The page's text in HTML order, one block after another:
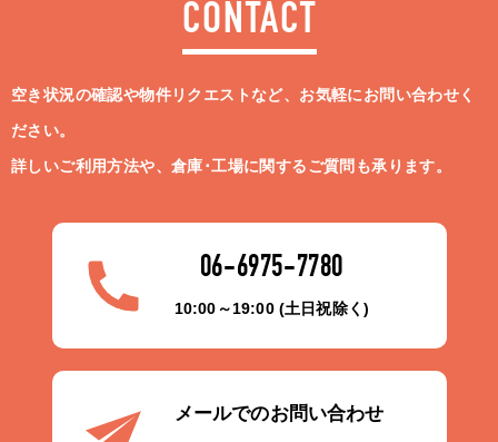
CONTACT
空き状況の確認や物件リクエストなど、お気軽にお問い合わせく
ださい。
詳しいご利用方法や、倉庫･工場に関するご質問も承ります。
06-6975-7780
10:00～19:00 (土日祝除く)
メールでのお問い合わせ